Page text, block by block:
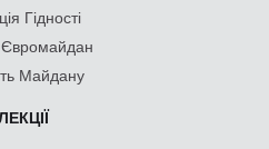
Гідності
Євромайдан
Майдану